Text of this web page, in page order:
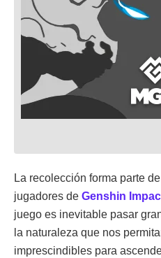
La recolección forma parte
jugadores de Genshin
juego es inevitable pasar
la naturaleza que nos
imprescindibles para